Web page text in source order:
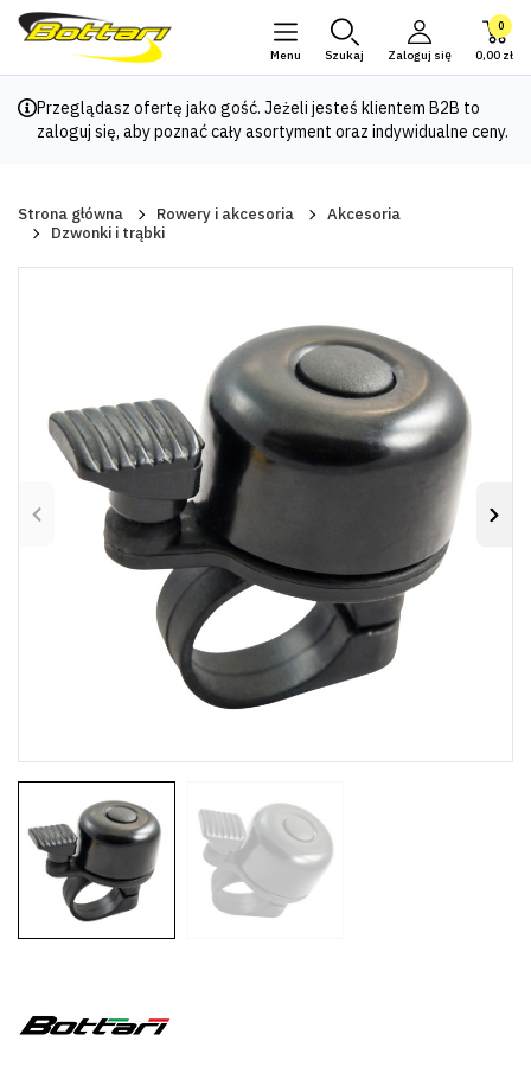
Menu Szukaj Zaloguj się
0
0,00 zł
Przeglądasz ofertę jako gość. Jeżeli jesteś klientem B2B to
zaloguj się, aby poznać cały asortyment oraz indywidualne ceny.
Strona główna Rowery i akcesoria
Akcesoria
Dzwonki i trąbki
Poprzedni